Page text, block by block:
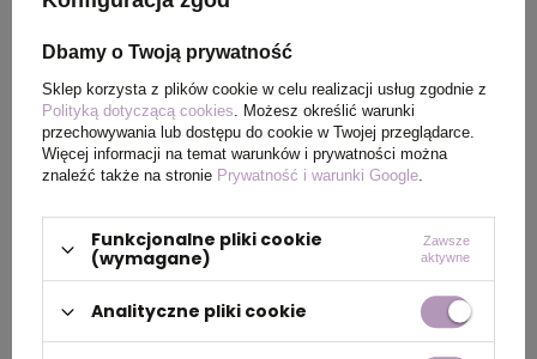
pozwala na swobodne ruchy w pracy.
Wykonane są z wysokiej jakości mieszanki
włókien, poddane obróbce Easy Care. Czerp
przyjemność ze swojej pracy.
• linia YELLOW BOW
• 134 g/m
• certyfikowany materiał Økotex 100. Wysokiej
jakości mieszanka włókien 60% bawełna / 40%
poliester. Można prać w pralce.
Dbamy o Twoją prywatność
Sklep korzysta z plików cookie w celu realizacji usług zgodnie z
Polityką dotyczącą cookies. Możesz określić warunki
przechowywania lub dostępu do cookie w Twojej przeglądarce.
Więcej informacji na temat warunków i prywatności można
znaleźć także na stronie Prywatność i warunki Google.
Funkcjonalne pliki cookie
(wymagane)
Zawsze
aktywne
Analityczne pliki cookie